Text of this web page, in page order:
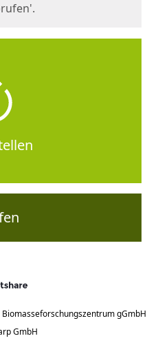
Biomasseforschungszentrum gGmbH
GmbH